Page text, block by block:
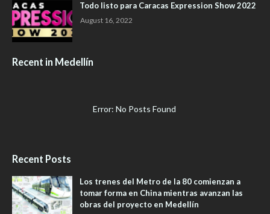
Todo listo para Caracas Expression Show 2022
August 16, 2022
Recent in Medellín
Error: No Posts Found
Recent Posts
Los trenes del Metro de la 80 comienzan a
tomar forma en China mientras avanzan las
obras del proyecto en Medellín